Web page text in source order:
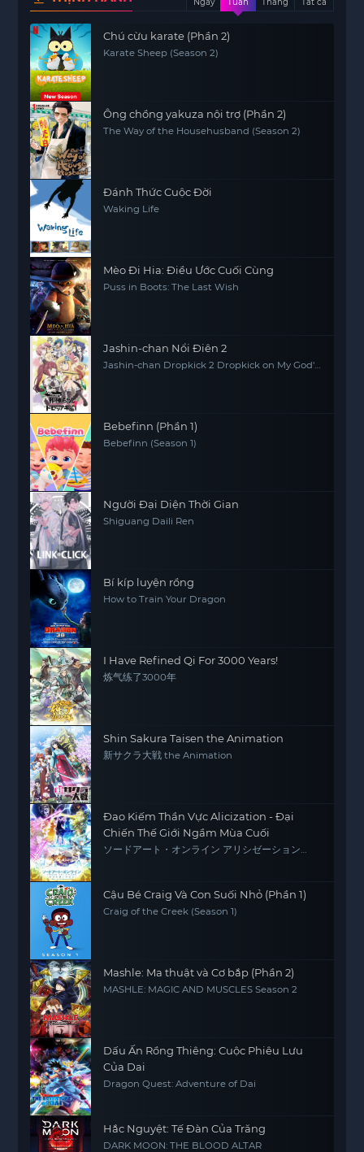
Chú cừu karate (Phần 2)
Karate Sheep (Season 2)
Ông chồng yakuza nội trợ (Phần 2)
The Way of the Househusband (Season 2)
Đánh Thức Cuộc Đời
Waking Life
Mèo Đi Hia: Điều Ước Cuối Cùng
Puss in Boots: The Last Wish
Jashin-chan Nổi Điên 2
Jashin-chan Dropkick 2 Dropkick on My God'
Bebefinn (Phần 1)
Bebefinn (Season 1)
Người Đại Diện Thời Gian
Shiguang Daili Ren
Bí kíp luyện rồng
How to Train Your Dragon
I Have Refined Qi For 3000 Years!
炼气练了3000年
Shin Sakura Taisen the Animation
新サクラ大戦 the Animation
Đao Kiếm Thần Vực Alicization - Đại
Chiến Thế Giới Ngầm Mùa Cuối
ソードアート・オンライン アリシゼーション
Cậu Bé Craig Và Con Suối Nhỏ (Phần 1)
Craig of the Creek (Season 1)
Mashle: Ma thuật và Cơ bắp (Phần 2)
MASHLE: MAGIC AND MUSCLES Season 2
Dấu Ấn Rồng Thiêng: Cuộc Phiêu Lưu
Của Dai
Dragon Quest: Adventure of Dai
Hắc Nguyệt: Tế Đàn Của Trăng
DARK MOON: THE BLOOD ALTAR